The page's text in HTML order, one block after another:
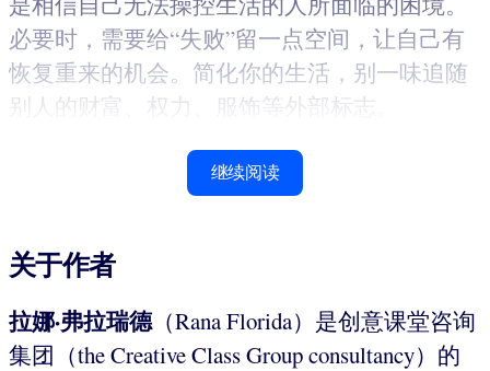
必要时，需要给“失败”留一点空间，让自己有
恢复重来的机会。简化你的生活，别一味追随
别人的财富、权力、服饰等外部标志。
继续阅读
关于作者
拉娜·弗拉瑞德（Rana Florida）是创意课堂咨询
集团（the Creative Class Group consultancy）的